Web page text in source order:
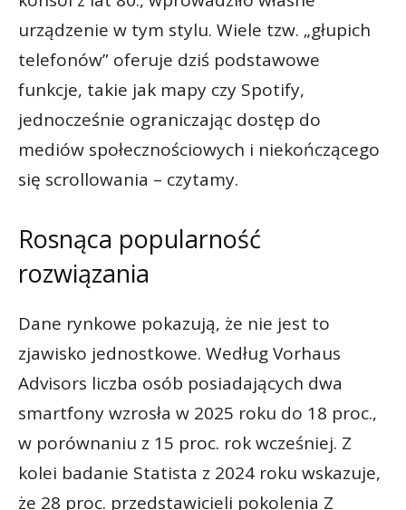
urządzenie w tym stylu. Wiele tzw. „głupich
telefonów” oferuje dziś podstawowe
funkcje, takie jak mapy czy Spotify,
jednocześnie ograniczając dostęp do
mediów społecznościowych i niekończącego
się scrollowania – czytamy.
Rosnąca popularność
rozwiązania
Dane rynkowe pokazują, że nie jest to
zjawisko jednostkowe. Według Vorhaus
Advisors liczba osób posiadających dwa
smartfony wzrosła w 2025 roku do 18 proc.,
w porównaniu z 15 proc. rok wcześniej. Z
kolei badanie Statista z 2024 roku wskazuje,
że 28 proc. przedstawicieli pokolenia Z